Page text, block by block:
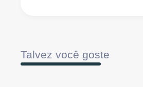
Talvez você goste